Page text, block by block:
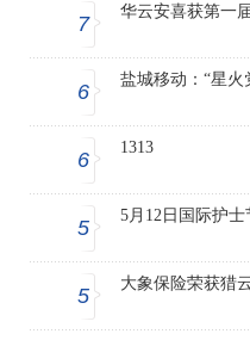
7
华云安喜获第一
6
盐城移动：“星火
6
1313
5
5月12日国际护士
5
大象保险荣获猎